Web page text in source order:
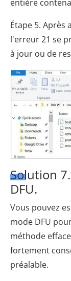
entière
Étape 5. Après
l'erreur 21 se
à jour ou de
Solution
DFU.
Vous pouvez
mode DFU
méthode
fortement
préalable.